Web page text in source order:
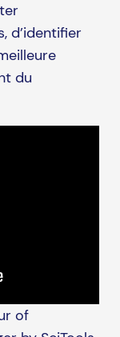
d’identifier
du
of